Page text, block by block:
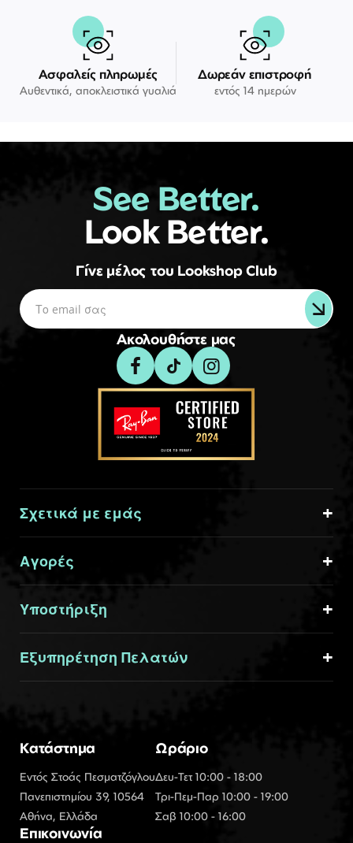
Ασφαλείς πληρωμές
Αυθεντικά, αποκλειστικά γυαλιά
Δωρεάν επιστροφή
εντός 14 ημερών
See Better.
Look Better.
Γίνε μέλος του Lookshop Club
Ακολουθήστε μας
Σχετικά με εμάς
Αγορές
Υποστήριξη
Εξυπηρέτηση Πελατών
Κατάστημα
Εντός Στοάς Πεσματζόγλου
Πανεπιστημίου 39, 10564
Αθήνα, Ελλάδα
Ωράριο
Δευ-Τετ 10:00 - 18:00
Τρι-Πεμ-Παρ 10:00 - 19:00
Σαβ 10:00 - 16:00
Επικοινωνία